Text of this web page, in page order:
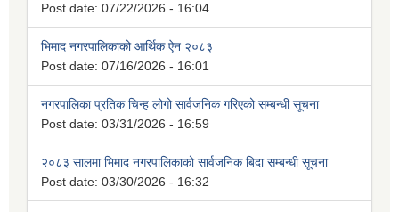
Post date: 07/22/2026 - 16:04
भिमाद नगरपालिकाको आर्थिक ऐन २०८३
Post date: 07/16/2026 - 16:01
नगरपालिका प्रतिक चिन्ह लोगो सार्वजनिक गरिएको सम्बन्धी सूचना
Post date: 03/31/2026 - 16:59
२०८३ सालमा भिमाद नगरपालिकाको सार्वजनिक बिदा सम्बन्धी सूचना
Post date: 03/30/2026 - 16:32